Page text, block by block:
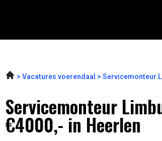
Vacatures voerendaal Servicemonteur
Servicemonteur
€4000,- in Heerlen